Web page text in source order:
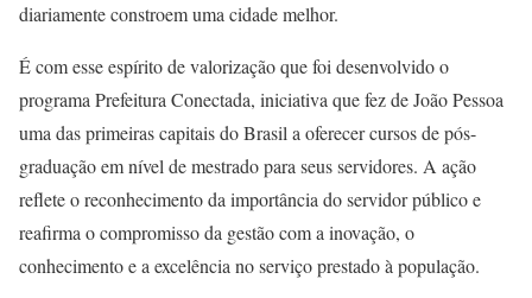
diariamente constroem uma cidade melhor.
É com esse espírito de valorização que foi desenvolvido o
programa Prefeitura Conectada, iniciativa que fez de João Pessoa
uma das primeiras capitais do Brasil a oferecer cursos de pós-
graduação em nível de mestrado para seus servidores. A ação
reflete o reconhecimento da importância do servidor público e
reafirma o compromisso da gestão com a inovação, o
conhecimento e a excelência no serviço prestado à população.